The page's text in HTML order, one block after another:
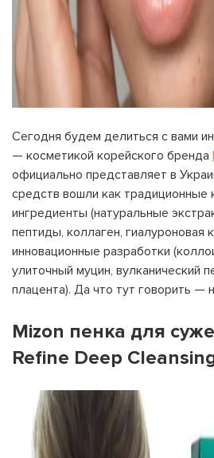
Сегодня будем делиться с вами
— косметикой корейского бренда
официально представляет в
средств вошли как традиционные
ингредиенты (натуральные
пептиды, коллаген, гиалуроновая
инновационные разработки
улиточный муцин, вулканический
плацента). Да что тут говорить —
Mizon пенка для
Refine Deep